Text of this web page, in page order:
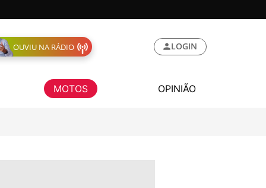
OUVIU NA RÁDIO LOGIN
MOTOS OPINIÃO